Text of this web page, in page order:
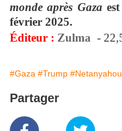
monde après Gaza
février 2025.
Éditeur : Zulma -
#Gaza #Trump #Netanyahou
Partager